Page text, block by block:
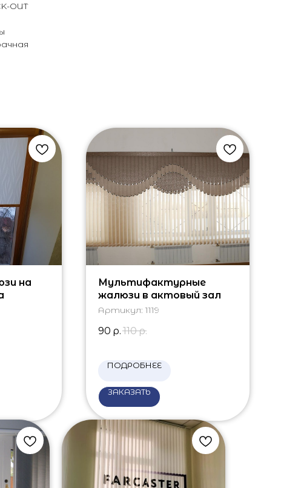
OUT
на
Мультифактурные
жалюзи в актовый зал
Артикул: 1119
90 р. 110 р.
ПОДРОБНЕЕ
ЗАКАЗАТЬ